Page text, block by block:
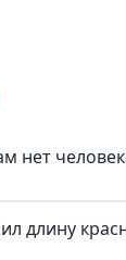
нет
длину